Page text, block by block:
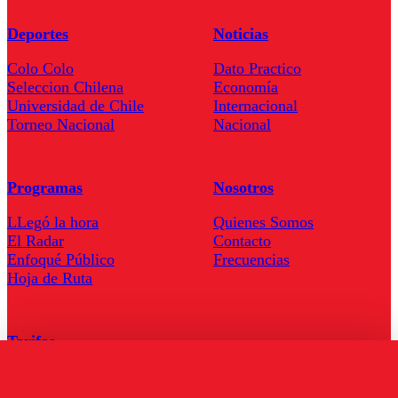
Deportes
Colo Colo
Seleccion Chilena
Universidad de Chile
Torneo Nacional
Noticias
Dato Practico
Economía
Internacional
Nacional
Programas
LLegó la hora
El Radar
Enfoqué Público
Hoja de Ruta
Nosotros
Quienes Somos
Contacto
Frecuencias
Tarifas